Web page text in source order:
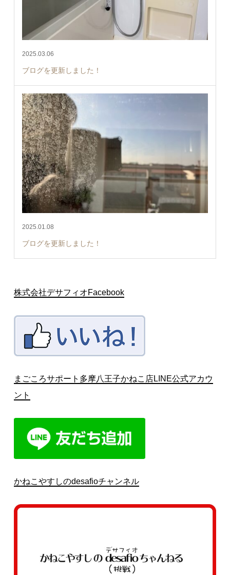
2025.03.06
ブログを更新しました！
2025.01.08
ブログを更新しました！
株式会社デサフィオFacebook
まごころサポート多摩八王子かねこ店LINE公式アカウ
ント
かねこやすしのdesafioチャンネル